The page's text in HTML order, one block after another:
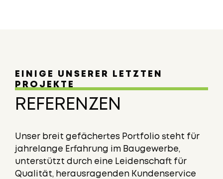
EINIGE UNSERER LETZTEN
PROJEKTE
REFERENZEN
Unser breit gefächertes Portfolio steht für
jahrelange Erfahrung im Baugewerbe,
unterstützt durch eine Leidenschaft für
Qualität, herausragenden Kundenservice